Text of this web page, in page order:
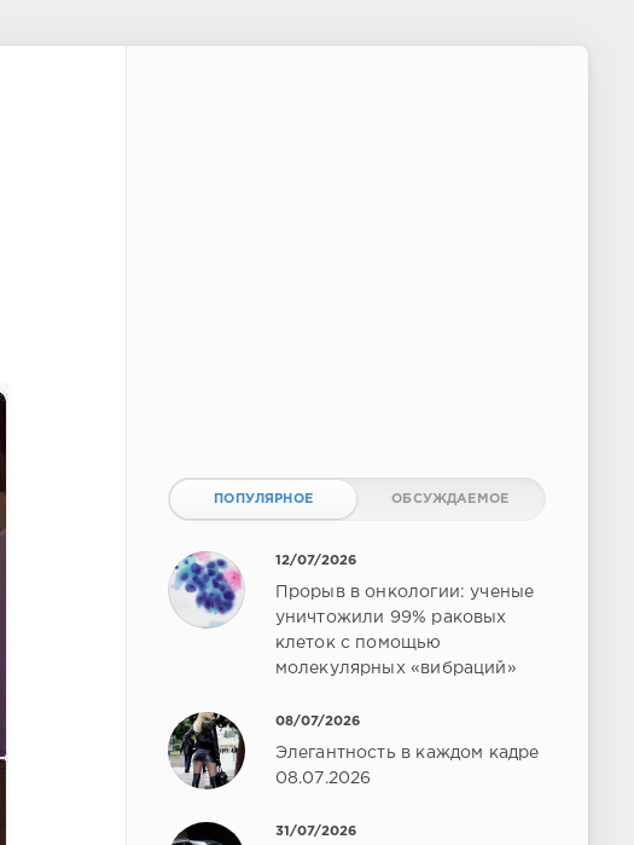
ПОПУЛЯРНОЕ ОБСУЖДАЕМОЕ
12/07/2026
Прорыв в онкологии: ученые
уничтожили 99% раковых
клеток с помощью
молекулярных «вибраций»
08/07/2026
Элегантность в каждом кадре
08.07.2026
31/07/2026